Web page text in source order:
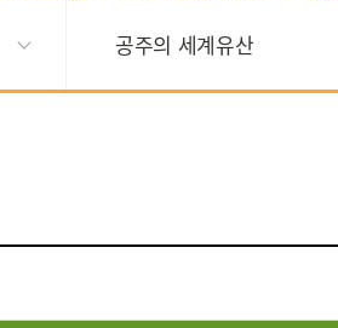
공주의 세계유산